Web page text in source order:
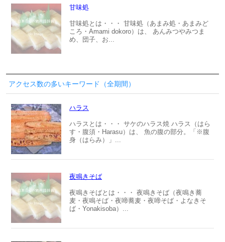
甘味処
甘味処とは・・・ 甘味処（あまみ処・あまみど
ころ・Amami dokoro）は、 あんみつやみつま
め、団子、お...
アクセス数の多いキーワード（全期間）
ハラス
ハラスとは・・・ サケのハラス焼 ハラス（はら
す・腹須・Harasu）は、 魚の腹の部分。「※腹
身（はらみ）」...
夜鳴きそば
夜鳴きそばとは・・・ 夜鳴きそば（夜鳴き蕎
麦・夜鳴そば・夜啼蕎麦・夜啼そば・よなきそ
ば・Yonakisoba）...